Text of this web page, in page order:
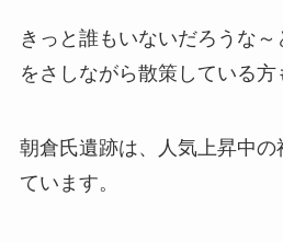
きっと誰もいないだろうな
をさしながら散策している方
朝倉氏遺跡は、人気上昇中の
ています。